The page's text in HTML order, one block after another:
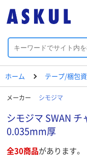
ホーム テープ/梱包
メーカー シモジマ
シモジマ SWAN
0.035mm厚
全30商品があります。